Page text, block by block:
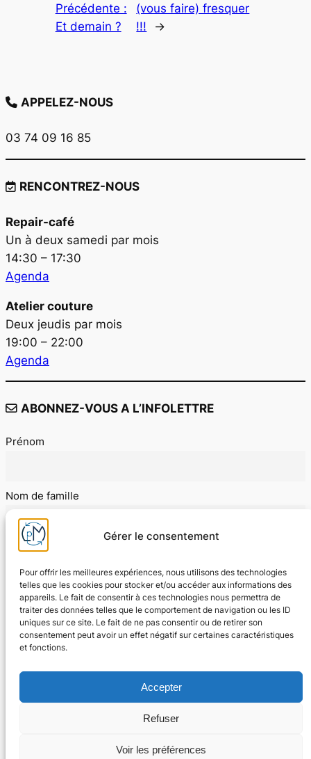
Gérer le consentement
Pour offrir les meilleures expériences, nous utilisons des technologies
telles que les cookies pour stocker et/ou accéder aux informations des
appareils. Le fait de consentir à ces technologies nous permettra de
traiter des données telles que le comportement de navigation ou les ID
uniques sur ce site. Le fait de ne pas consentir ou de retirer son
consentement peut avoir un effet négatif sur certaines caractéristiques
et fonctions.
Accepter
Refuser
Voir les préférences
Précédente :
Et demain ?
(vous faire) fresquer
!!!
→
APPELEZ-NOUS
03 74 09 16 85
RENCONTREZ-NOUS
Repair-café
Un à deux samedi par mois
14:30 – 17:30
Agenda
Atelier couture
Deux jeudis par mois
19:00 – 22:00
Agenda
ABONNEZ-VOUS A L’INFOLETTRE
Prénom
Nom de famille
E-mail
J'accepte les conditions d'utilisation